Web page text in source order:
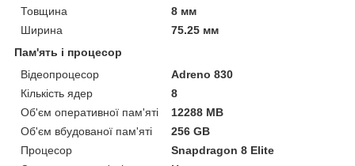
Товщина
8 мм
Ширина
75.25 мм
Пам'ять і процесор
Відеопроцесор
Adreno 830
Кількість ядер
8
Об'єм оперативної пам'яті
12288 MB
Об'єм вбудованої пам'яті
256 GB
Процесор
Snapdragon 8 Elite